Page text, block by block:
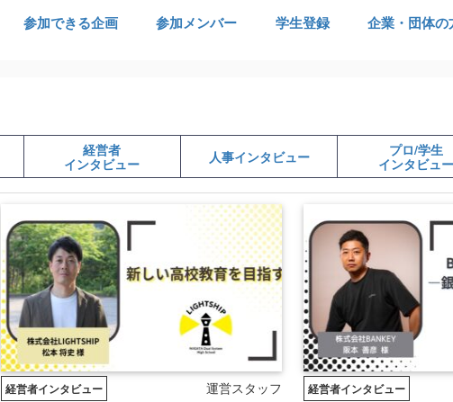
参加できる企画 参加メンバー 学生登録 企業・団体の
経営者
インタビュー
人事インタビュー
プロ/学生
インタビュー
経営者インタビュー 運営スタッフ 経営者インタビュー